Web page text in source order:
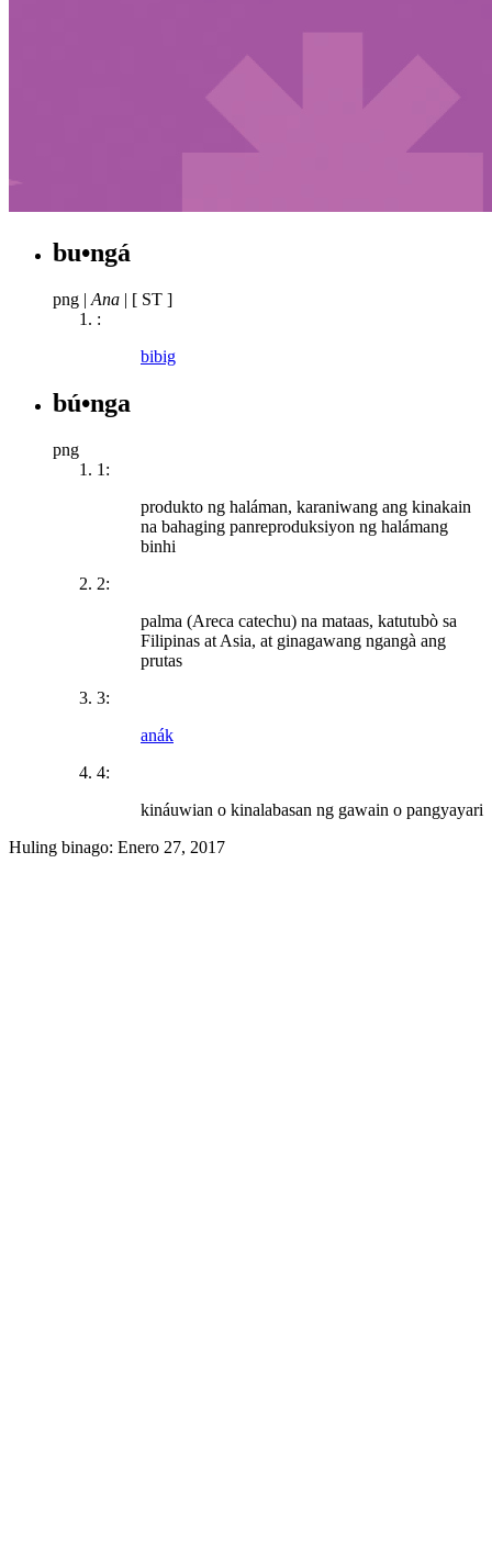
bu•ngá
png | Ana | [ ST ]
:
bibig
bú•nga
png
1:
produkto ng haláman, karaniwang ang kinakain
na bahaging panreproduksiyon ng halámang
binhi
2:
palma (Areca catechu) na mataas, katutubò sa
Filipinas at Asia, at ginagawang ngangà ang
prutas
3:
anák
4:
kináuwian o kinalabasan ng gawain o pangyayari
Huling binago: Enero 27, 2017